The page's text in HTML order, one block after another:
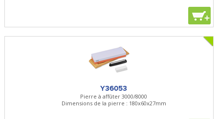
+
Y36053
Pierre à affûter 3000/8000
Dimensions de la pierre : 180x60x27mm